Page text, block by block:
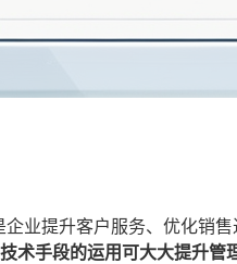
业提升客户服务、优化销售
术手段的运用可大大提升管